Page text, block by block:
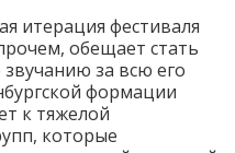
итерация фестиваля
обещает стать
за всю его
формации
к тяжелой
которые